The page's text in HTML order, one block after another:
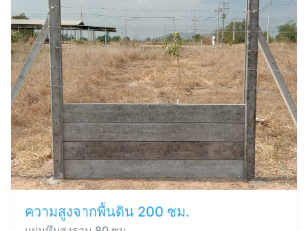
ความสูงจากพื้นดิน 200 ซม.